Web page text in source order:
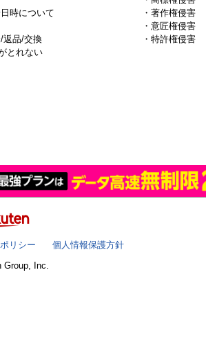
時について
返品/交換
とれない
・著作権侵害
・意匠権侵害
・特許権侵害
リシー
個人情報保護方針
Group, Inc.